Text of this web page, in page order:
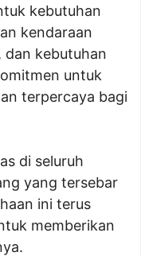
kebutuhan
kendaraan
kebutuhan
untuk
terpercaya bagi
di seluruh
yang tersebar
ini terus
memberikan